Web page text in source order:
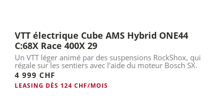
VTT électrique Cube AMS Hybrid ONE44
C:68X Race 400X 29
Un VTT léger animé par des suspensions RockShox, qui
régale sur les sentiers avec l'aide du moteur Bosch SX.
4 999 CHF
LEASING DÈS 124 CHF/MOIS